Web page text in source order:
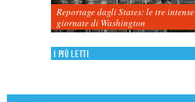
Reportage dagli States: le tre intense
giornate di Washington
I più letti